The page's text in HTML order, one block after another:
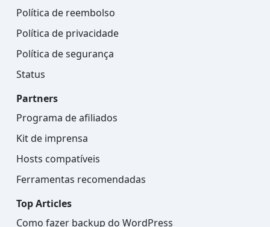
Política de reembolso
Política de privacidade
Política de segurança
Status
Partners
Programa de afiliados
Kit de imprensa
Hosts compatíveis
Ferramentas recomendadas
Top Articles
Como fazer backup do WordPress